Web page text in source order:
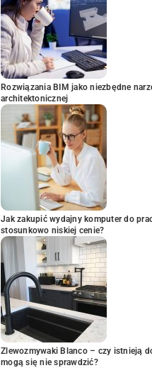
Rozwiązania BIM jako niezbędne
architektonicznej
Jak zakupić wydajny komputer do
stosunkowo niskiej cenie?
Zlewozmywaki Blanco – czy istnieją
mogą się nie sprawdzić?